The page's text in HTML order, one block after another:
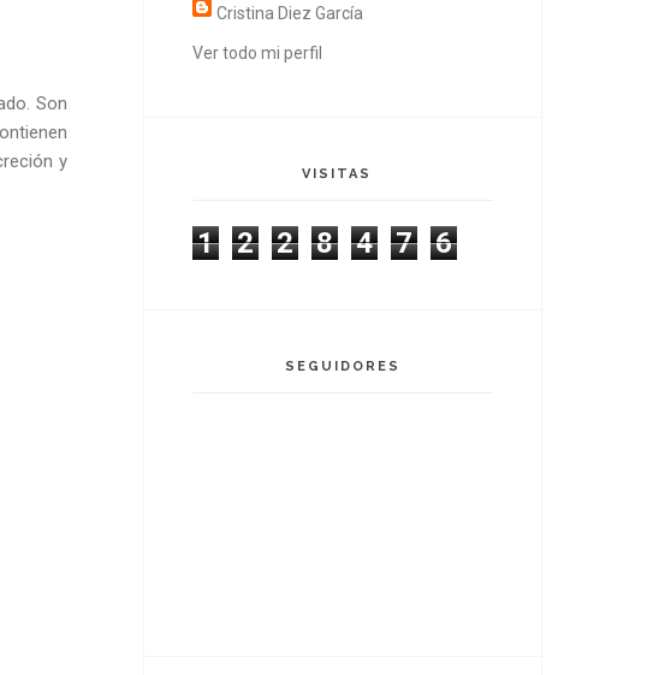
Son
y
Cristina Diez García
Ver todo mi perfil
VISITAS
1 2 2 8 4 7 6
SEGUIDORES